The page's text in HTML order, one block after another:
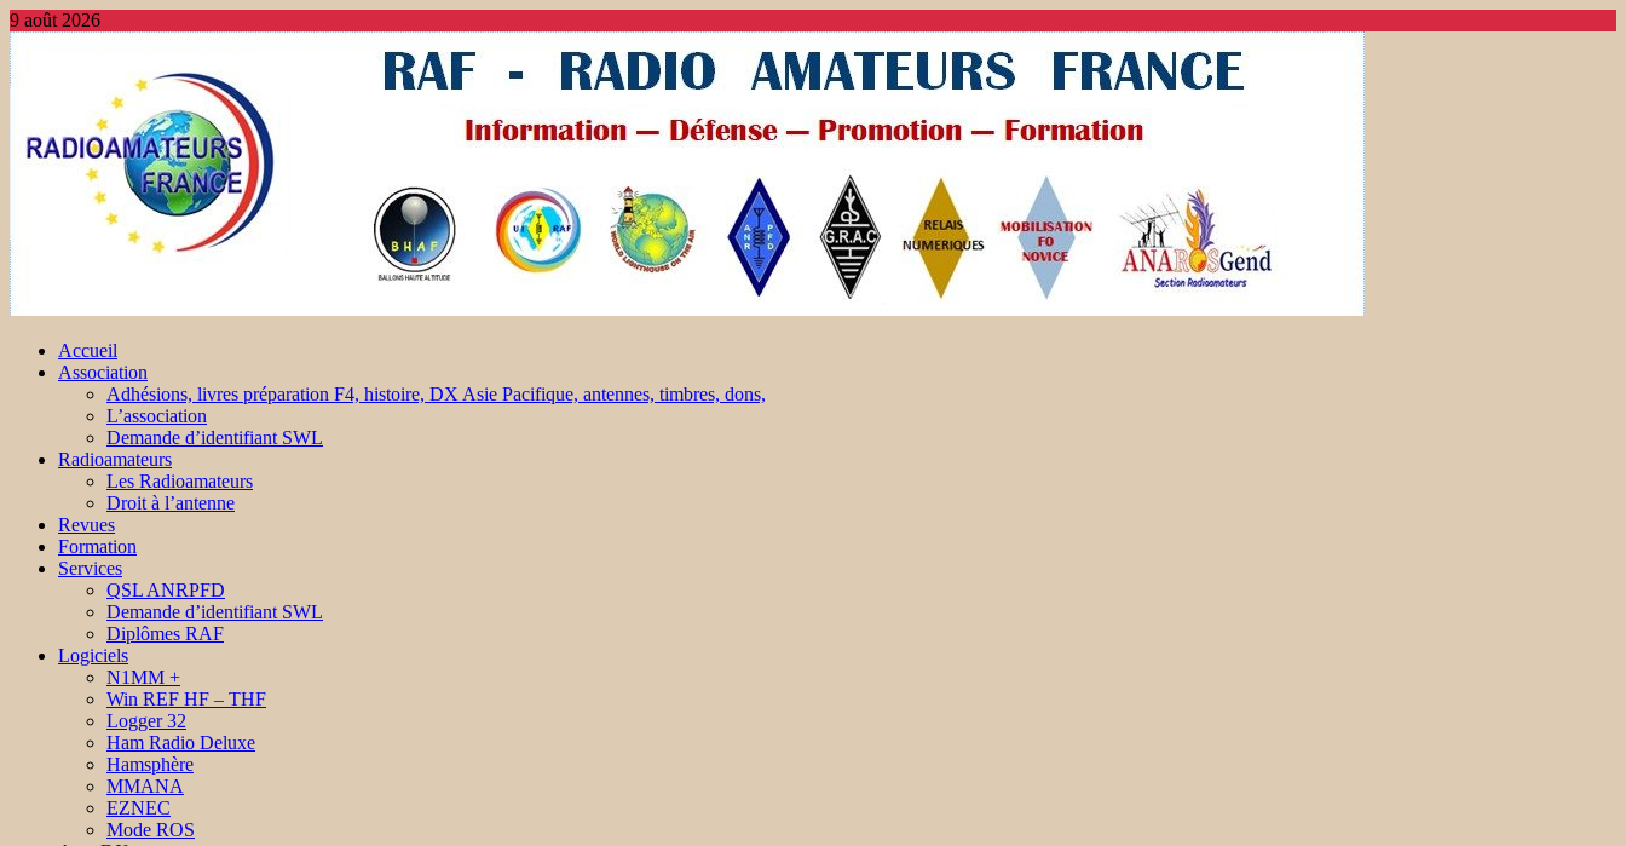
9 août 2026
Accueil
Association
Adhésions, livres préparation F4, histoire, DX Asie Pacifique, antennes, timbres, dons,
L’association
Demande d’identifiant SWL
Radioamateurs
Les Radioamateurs
Droit à l’antenne
Revues
Formation
Services
QSL ANRPFD
Demande d’identifiant SWL
Diplômes RAF
Logiciels
N1MM +
Win REF HF – THF
Logger 32
Ham Radio Deluxe
Hamsphère
MMANA
EZNEC
Mode ROS